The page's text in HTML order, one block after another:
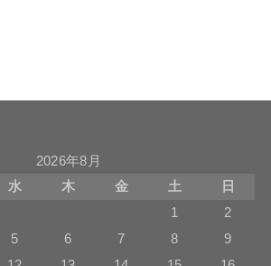
2026年8月
水 木 金 土
日
1
2
5 6 7 8
9